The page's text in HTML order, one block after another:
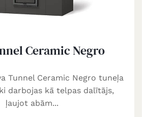
Ceramic Negro
Tunnel Ceramic Negro tuneļa
darbojas kā telpas dalītājs,
ļaujot abām...